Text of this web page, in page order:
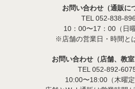
お問い合わせ（通販に
TEL 052-838-
10：00〜17：00（日曜
※店舗の営業日・時間と
お問い合わせ（店舗、教室
TEL 052-892-
10:00〜18:00（木曜定